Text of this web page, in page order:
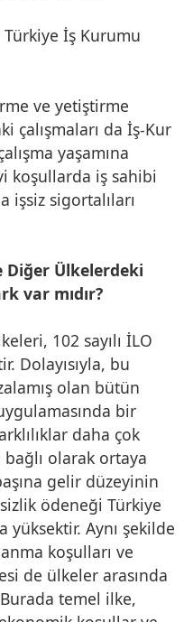
Türkiye İş Kurumu
ve yetiştirme
çalışmaları da İş-Kur
yaşamına
koşullarda iş sahibi
işsiz sigortalıları
Diğer Ülkelerdeki
var mıdır?
102 sayılı İLO
Dolayısıyla, bu
olan bütün
bir
daha çok
olarak ortaya
gelir düzeyinin
ödeneği Türkiye
yüksektir. Aynı şekilde
koşulları ve
de ülkeler arasında
temel ilke,